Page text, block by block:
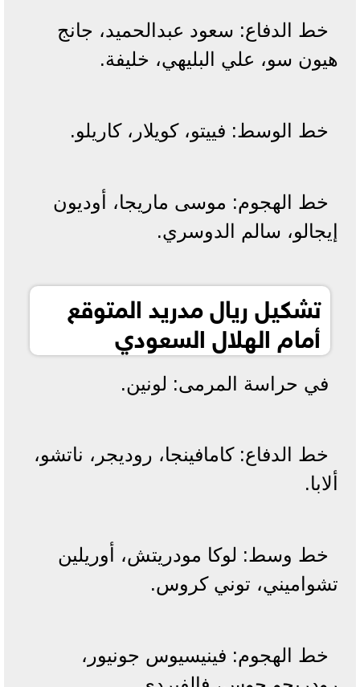
خط الدفاع: سعود عبدالحميد، جانج
هيون سو، علي البليهي، خليفة.
خط الوسط: فييتو، كويلار، كاريلو.
خط الهجوم: موسى ماريجا، أوديون
إيجالو، سالم الدوسري.
تشكيل ريال مدريد المتوقع
أمام الهلال السعودي
في حراسة المرمى: لونين.
خط الدفاع: كامافينجا، روديجر، ناتشو،
ألابا.
خط وسط: لوكا مودريتش، أوريلين
تشواميني، توني كروس.
خط الهجوم: فينيسيوس جونيور،